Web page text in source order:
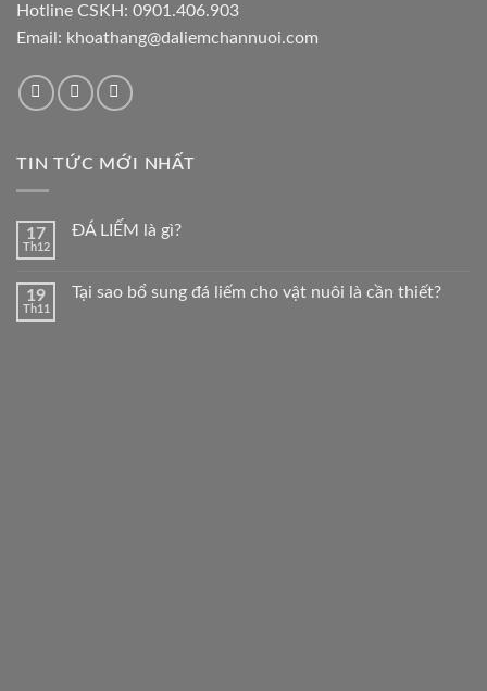
Hotline CSKH: 0901.406.903
Email: khoathang@daliemchannuoi.com
TIN TỨC MỚI NHẤT
17
Th12
ĐÁ LIẾM là gì?
19
Th11
Tại sao bổ sung đá liếm cho vật nuôi là cần thiết?